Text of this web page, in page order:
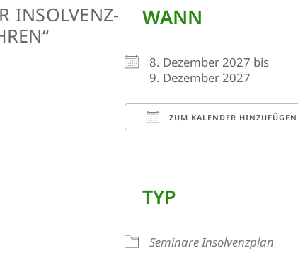
INSOLVENZ­
WANN
8. Dezember 2027 bis
9. Dezember 2027
ZUM KALENDER HINZUFÜGEN
TYP
Seminare Insolvenzplan